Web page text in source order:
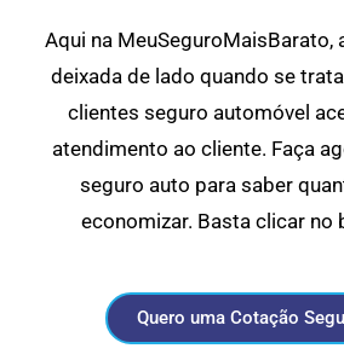
Aqui na MeuSeguroMaisBarato,
deixada de lado quando se
clientes seguro automóvel
atendimento ao cliente. Faça
seguro auto para saber
economizar. Basta clicar no
Quero uma Cotação